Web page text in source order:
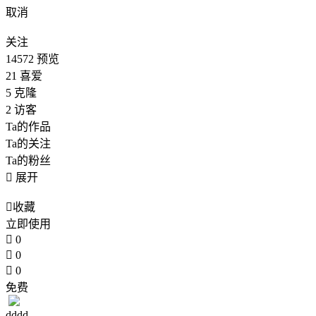
取消
关注
14572 预览
21 喜爱
5 克隆
2 访客
Ta的作品
Ta的关注
Ta的粉丝
 展开
收藏
立即使用
 0
 0
 0
免费